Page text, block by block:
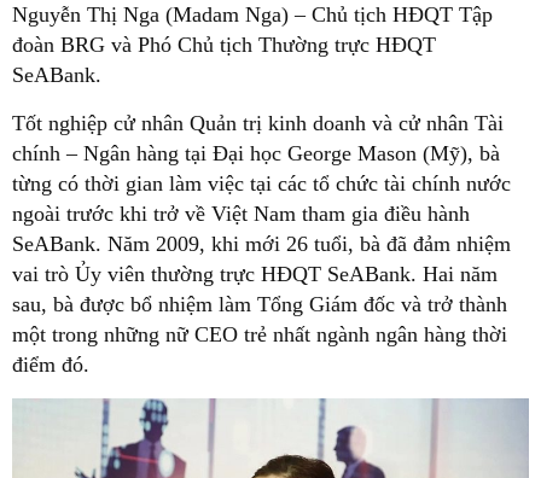
Nguyễn Thị Nga (Madam Nga) – Chủ tịch HĐQT Tập
đoàn BRG và Phó Chủ tịch Thường trực HĐQT
SeABank.
Tốt nghiệp cử nhân Quản trị kinh doanh và cử nhân Tài
chính – Ngân hàng tại Đại học George Mason (Mỹ), bà
từng có thời gian làm việc tại các tổ chức tài chính nước
ngoài trước khi trở về Việt Nam tham gia điều hành
SeABank. Năm 2009, khi mới 26 tuổi, bà đã đảm nhiệm
vai trò Ủy viên thường trực HĐQT SeABank. Hai năm
sau, bà được bổ nhiệm làm Tổng Giám đốc và trở thành
một trong những nữ CEO trẻ nhất ngành ngân hàng thời
điểm đó.